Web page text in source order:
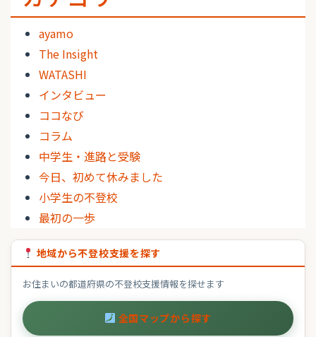
ayamo
The Insight
WATASHI
インタビュー
ココなび
コラム
中学生・進路と受験
今日、初めて休みました
小学生の不登校
最初の一歩
地域から不登校支援を探す
お住まいの都道府県の不登校支援情報を探せます
全国マップから探す